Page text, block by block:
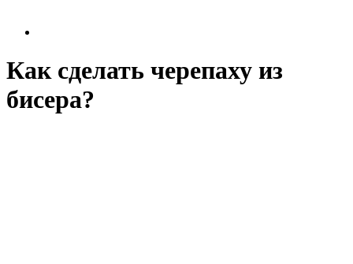
Как сделать черепаху из
бисера?